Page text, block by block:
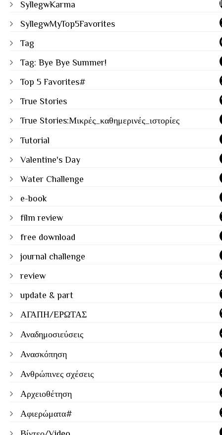
SyllegwKarma
SyllegwMyTop5Favorites
Tag
Tag: Bye Bye Summer!
Top 5 Favorites#
True Stories
True Stories:Μικρές_καθημερινές_ιστορίες
Tutorial
Valentine's Day
Water Challenge
e-book
film review
free download
journal challenge
review
update & part
ΑΓΑΠΗ/ΕΡΩΤΑΣ
Αναδημοσιεύσεις
Ανασκόπηση
Ανθρώπινες σχέσεις
Αρχειοθέτηση
Αφιερώματα#